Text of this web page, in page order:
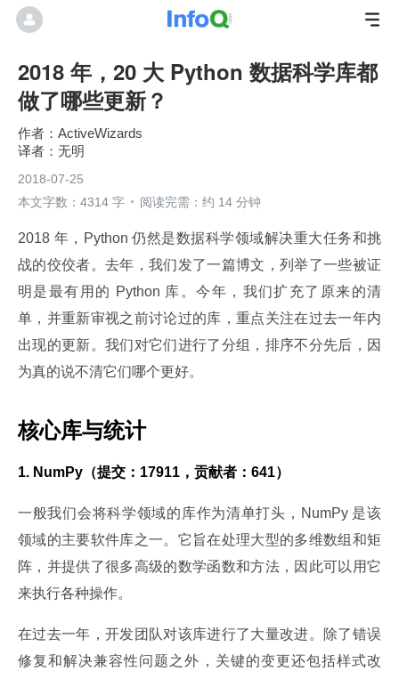
2018 年，20 大 Python 数据科学库都
做了哪些更新？
ActiveWizards
无明
2018-07-25
本文字数：4314 字
阅读完需：约 14 分钟
2018 年，Python 仍然是数据科学领域解决重大任务和挑
战的佼佼者。去年，我们发了一篇博文，列举了一些被证
明是最有用的 Python 库。今年，我们扩充了原来的清
单，并重新审视之前讨论过的库，重点关注在过去一年内
出现的更新。我们对它们进行了分组，排序不分先后，因
为真的说不清它们哪个更好。
核心库与统计
1. NumPy（提交：17911，贡献者：641）
一般我们会将科学领域的库作为清单打头，NumPy 是该
领域的主要软件库之一。它旨在处理大型的多维数组和矩
阵，并提供了很多高级的数学函数和方法，因此可以用它
来执行各种操作。
在过去一年，开发团队对该库进行了大量改进。除了错误
修复和解决兼容性问题之外，关键的变更还包括样式改